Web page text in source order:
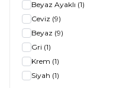
Beyaz Ayaklı (1)
Ceviz (9)
Beyaz (9)
Gri (1)
Krem (1)
Siyah (1)